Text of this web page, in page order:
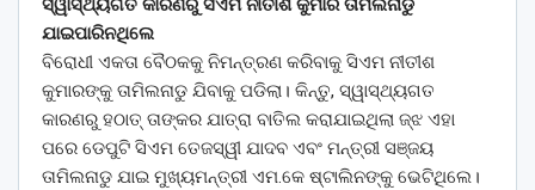
ସ୍ୱାସ୍ଥ୍ୟଗତ କାରଣରୁ ସିଏମ ନୀତୀଶ କୁମାର ତାମିଲନାଡୁ
ଯାଇପାରିନଥିଲେ
ବିରୋଧୀ ଏକତା ବୈଠକକୁ ନିମନ୍ତ୍ରଣ କରିବାକୁ ସିଏମ ନୀତୀଶ
କୁମାରଙ୍କୁ ତାମିଲନାଡୁ ଯିବାକୁ ପଡିଲା। କିନ୍ତୁ, ସ୍ୱାସ୍ଥ୍ୟଗତ
କାରଣରୁ ହଠାତ୍ ତାଙ୍କର ଯାତ୍ରା ବାତିଲ କରାଯାଇଥିଲା ଜ୍ଝ ଏହା
ପରେ ଡେପୁଟି ସିଏମ ତେଜସ୍ୱୀ ଯାଦବ ଏବଂ ମନ୍ତ୍ରୀ ସଞ୍ଜୟ
ତାମିଲନାଡୁ ଯାଇ ମୁଖ୍ୟମନ୍ତ୍ରୀ ଏମ.କେ ଷ୍ଟାଲିନଙ୍କୁ ଭେଟିଥିଲେ।